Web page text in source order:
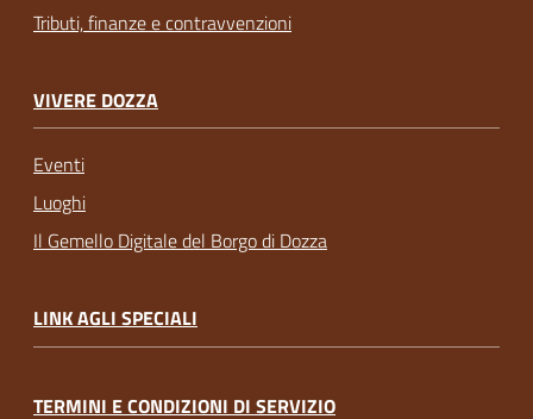
Tributi, finanze e contravvenzioni
VIVERE DOZZA
Eventi
Luoghi
Il Gemello Digitale del Borgo di Dozza
LINK AGLI SPECIALI
TERMINI E CONDIZIONI DI SERVIZIO